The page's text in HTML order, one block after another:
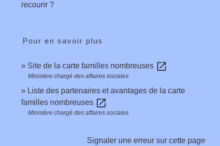
recourir ?
Pour en savoir plus
Site de la carte familles nombreuses open_in_new
Ministère chargé des affaires sociales
Liste des partenaires et avantages de la carte
familles nombreuses open_in_new
Ministère chargé des affaires sociales
Signaler une erreur sur cette page